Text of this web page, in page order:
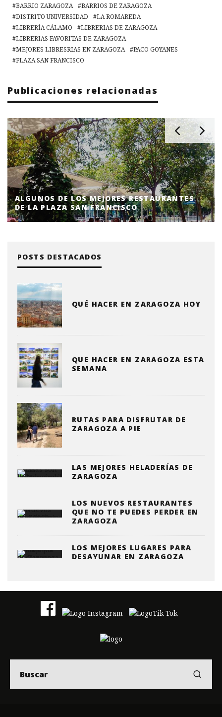
BARRIO ZARAGOZA
BARRIOS DE ZARAGOZA
DISTRITO UNIVERSIDAD
LA ROMAREDA
LIBRERÍA CÁLAMO
LIBRERIAS DE ZARAGOZA
LIBRERIAS FAVORITAS DE ZARAGOZA
MEJORES LIBRESRIAS EN ZARAGOZA
PACO GOYANES
PLAZA SAN FRANCISCO
Publicaciones relacionadas
ALGUNOS DE LOS MEJORES RESTAURANTES
DE LA PLAZA SAN FRANCISCO
POSTS DESTACADOS
QUÉ HACER EN ZARAGOZA HOY
QUE HACER EN ZARAGOZA ESTA
SEMANA
RUTAS PARA DISFRUTAR DE
ZARAGOZA A PIE
LAS MEJORES HELADERÍAS DE
ZARAGOZA
LOS NUEVOS RESTAURANTES
QUE NO TE PUEDES PERDER EN
ZARAGOZA
LOS MEJORES LUGARES PARA
DESAYUNAR EN ZARAGOZA